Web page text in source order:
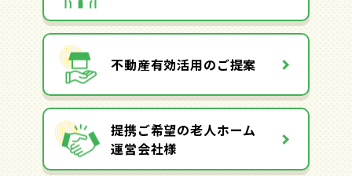
不動産有効活用のご提案
提携ご希望の老人ホーム
運営会社様